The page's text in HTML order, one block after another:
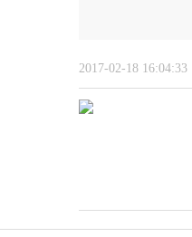
2017-02-18 16:04:33